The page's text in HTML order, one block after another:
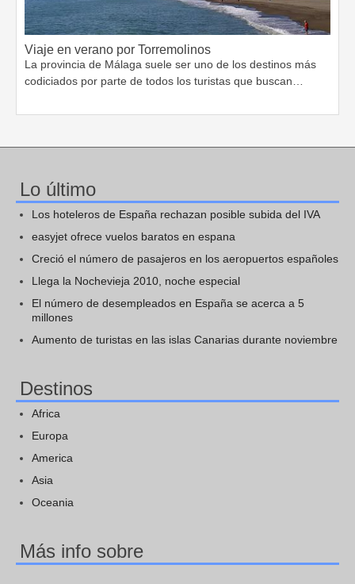
Viaje en verano por Torremolinos
La provincia de Málaga suele ser uno de los destinos más
codiciados por parte de todos los turistas que buscan…
Lo último
Los hoteleros de España rechazan posible subida del IVA
easyjet ofrece vuelos baratos en espana
Creció el número de pasajeros en los aeropuertos españoles
Llega la Nochevieja 2010, noche especial
El número de desempleados en España se acerca a 5
millones
Aumento de turistas en las islas Canarias durante noviembre
Destinos
Africa
Europa
America
Asia
Oceania
Más info sobre